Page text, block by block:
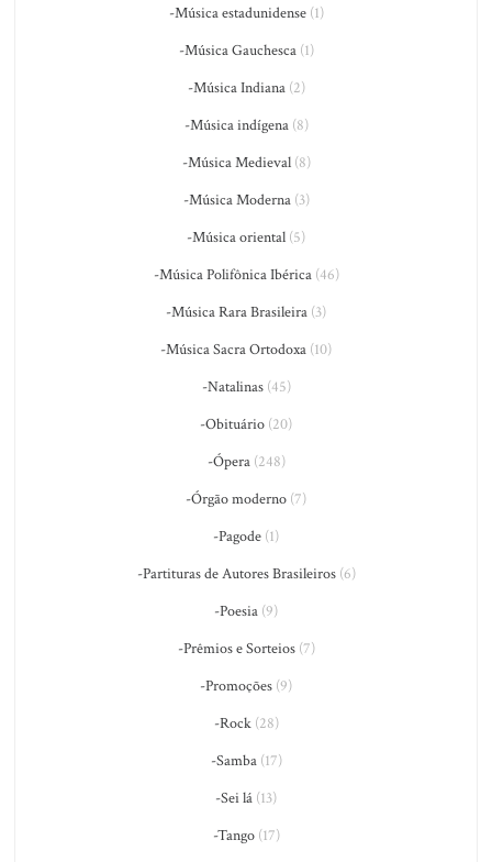
-Música estadunidense(1)
-Música Gauchesca(1)
-Música Indiana(2)
-Música indígena(8)
-Música Medieval(8)
-Música Moderna(3)
-Música oriental (5)
-Música Polifônica Ibérica(46)
-Música Rara Brasileira (3)
-Música Sacra Ortodoxa (10)
-Natalinas(45)
-Obituário (20)
-Ópera(248)
-Órgão moderno (7)
-Pagode (1)
-Partituras de Autores Brasileiros(6)
-Poesia (9)
-Prêmios e Sorteios(7)
-Promoções (9)
-Rock(28)
-Samba(17)
-Sei lá (13)
-Tango(17)